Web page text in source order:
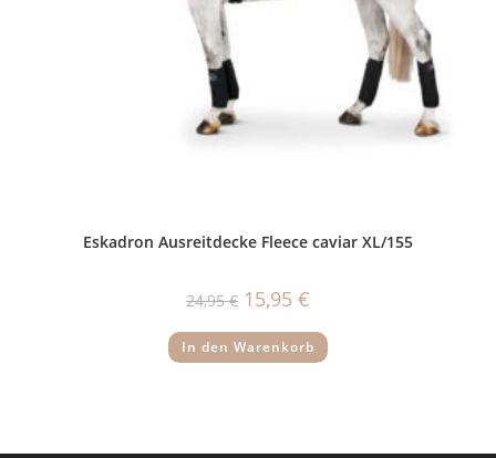
Eskadron Ausreitdecke Fleece caviar XL/155
24,95€ Ursprünglicher
Preis
24,95 €
15,95 €
15,95 €.
In den Warenkorb